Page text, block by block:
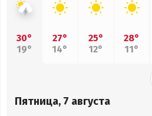
30°
19°
27°
14°
25°
12°
28°
11°
Пятница, 7 августа